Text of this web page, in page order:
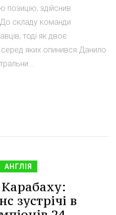
позицію, здійснив
складу команди
тоді як двоє
серед яких опинився Данило
АНГЛІЯ
зустрічі в